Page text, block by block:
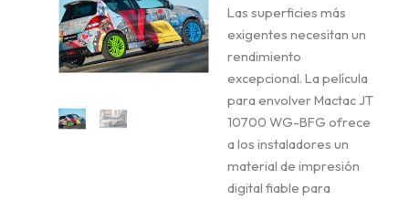
Las superficies más
exigentes necesitan un
rendimiento
excepcional. La película
para envolver Mactac JT
10700 WG-BFG ofrece
a los instaladores un
material de impresión
digital fiable para